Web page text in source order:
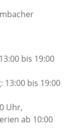
bis 19:00
bis 19:00
Uhr,
ab 10:00